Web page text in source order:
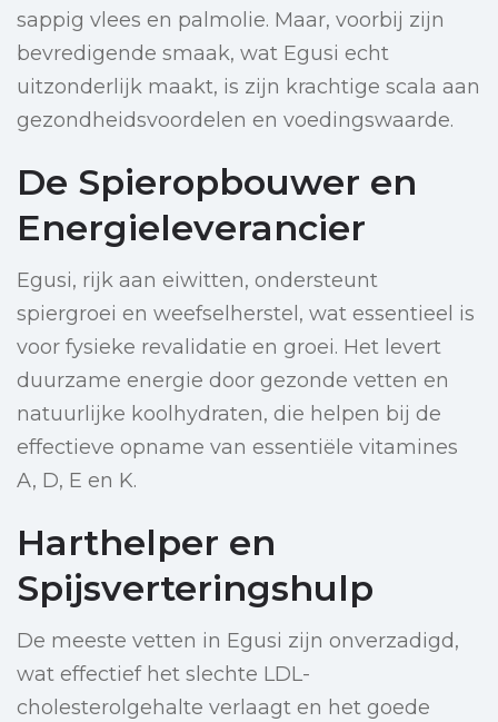
sappig vlees en palmolie. Maar, voorbij zijn
bevredigende smaak, wat Egusi echt
uitzonderlijk maakt, is zijn krachtige scala aan
gezondheidsvoordelen en voedingswaarde.
De Spieropbouwer en
Energieleverancier
Egusi, rijk aan eiwitten, ondersteunt
spiergroei en weefselherstel, wat essentieel is
voor fysieke revalidatie en groei. Het levert
duurzame energie door gezonde vetten en
natuurlijke koolhydraten, die helpen bij de
effectieve opname van essentiële vitamines
A, D, E en K.
Harthelper en
Spijsverteringshulp
De meeste vetten in Egusi zijn onverzadigd,
wat effectief het slechte LDL-
cholesterolgehalte verlaagt en het goede